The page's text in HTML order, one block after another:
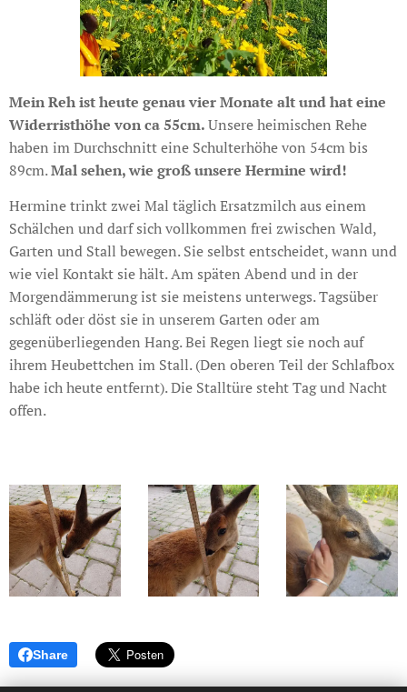
Mein Reh ist heute genau vier Monate alt und hat eine
Widerristhöhe von ca 55cm.Unsere heimischen Rehe
haben im Durchschnitt eine Schulterhöhe von 54cm bis
89cm.Mal sehen, wie groß unsere Hermine wird!
Hermine trinkt zwei Mal täglich Ersatzmilch aus einem
Schälchen und darf sich vollkommen frei zwischen Wald,
Garten und Stall bewegen. Sie selbst entscheidet, wann und
wie viel Kontakt sie hält. Am späten Abend und in der
Morgendämmerung ist sie meistens unterwegs. Tagsüber
schläft oder döst sie in unserem Garten oder am
gegenüberliegenden Hang. Bei Regen liegt sie noch auf
ihrem Heubettchen im Stall. (Den oberen Teil der Schlafbox
habe ich heute entfernt). Die Stalltüre steht Tag und Nacht
offen.
Share